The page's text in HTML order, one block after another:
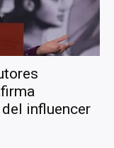
influencer